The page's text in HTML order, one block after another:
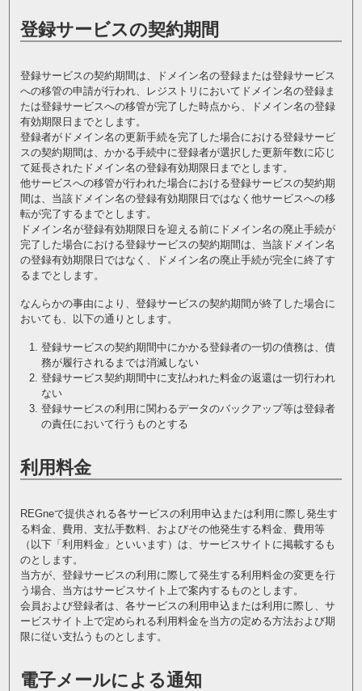
登録サービスの契約期間
登録サービスの契約期間は、ドメイン名の登録または登録サービス
への移管の申請が行われ、レジストリにおいてドメイン名の登録ま
たは登録サービスへの移管が完了した時点から、ドメイン名の登録
有効期限日までとします。
登録者がドメイン名の更新手続を完了した場合における登録サービ
スの契約期間は、かかる手続中に登録者が選択した更新年数に応じ
て延長されたドメイン名の登録有効期限日までとします。
他サービスへの移管が行われた場合における登録サービスの契約期
間は、当該ドメイン名の登録有効期限日ではなく他サービスへの移
転が完了するまでとします。
ドメイン名が登録有効期限日を迎える前にドメイン名の廃止手続が
完了した場合における登録サービスの契約期間は、当該ドメイン名
の登録有効期限日ではなく、ドメイン名の廃止手続が完全に終了す
るまでとします。
なんらかの事由により、登録サービスの契約期間が終了した場合に
おいても、以下の通りとします。
登録サービスの契約期間中にかかる登録者の一切の債務は、債
務が履行されるまでは消滅しない
登録サービス契約期間中に支払われた料金の返還は一切行われ
ない
登録サービスの利用に関わるデータのバックアップ等は登録者
の責任において行うものとする
利用料金
REGneで提供される各サービスの利用申込または利用に際し発生す
る料金、費用、支払手数料、およびその他発生する料金、費用等
（以下「利用料金」といいます）は、サービスサイトに掲載するも
のとします。
当方が、登録サービスの利用に際して発生する利用料金の変更を行
う場合、当方はサービスサイト上で案内するものとします。
会員および登録者は、各サービスの利用申込または利用に際し、サ
ービスサイト上で定められる利用料金を当方の定める方法および期
限に従い支払うものとします。
電子メールによる通知